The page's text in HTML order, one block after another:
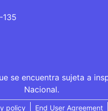
135
se encuentra sujeta a
Nacional.
policy End User Agreement